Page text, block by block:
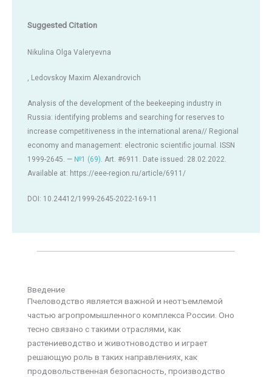
Suggested Citation
Nikulina Olga Valeryevna
, Ledovskoy Maxim Alexandrovich
Analysis of the development of the beekeeping industry in
Russia: identifying problems and searching for reserves to
increase competitiveness in the international arena// Regional
economy and management: electronic scientific journal. ISSN
1999-2645. — №1 (69). Art. #6911. Date issued: 28.02.2022.
Available at: https://eee-region.ru/article/6911/
DOI: 10.24412/1999-2645-2022-169-11
Введение
Пчеловодство является важной и неотъемлемой
частью агропромышленного комплекса России. Оно
тесно связано с такими отраслями, как
растениеводство и животноводство и играет
решающую роль в таких направлениях, как
продовольственная безопасность, производство